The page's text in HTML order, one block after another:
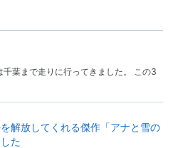
葉まで走りに行ってきました。 この3
解放してくれる傑作「アナと雪の
た